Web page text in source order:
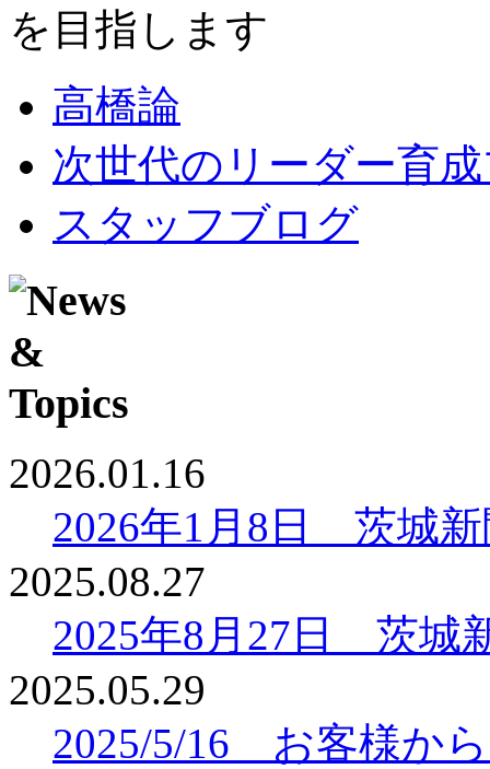
高橋論
次世代のリーダー育
スタッフブログ
2026.01.16
2026年1月8日 茨城
2025.08.27
2025年8月27日 茨城
2025.05.29
2025/5/16 お客様か